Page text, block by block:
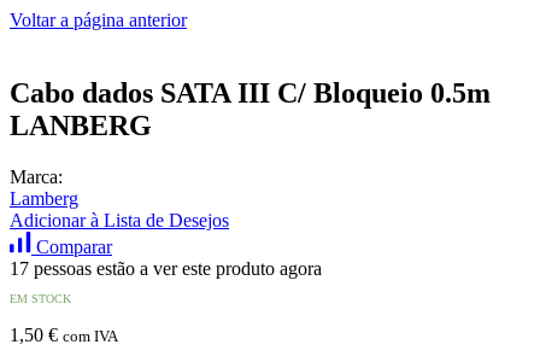
Voltar a página anterior
Cabo dados SATA III C/ Bloqueio 0.5m
LANBERG
Marca:
Lamberg
Adicionar à Lista de Desejos
Comparar
17 pessoas estão a ver este produto agora
EM STOCK
1,50 € com IVA